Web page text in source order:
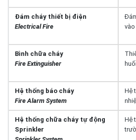
Đám cháy thiết bị điện
Electrical Fire
vào
Bình chữa cháy
Fire Extinguisher
Hệ thống báo cháy
Fire Alarm System
Hệ
Hệ thống chữa cháy tự động
Sprinkler
Hệ